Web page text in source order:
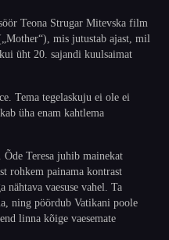
Teona Strugar Mitevska film
mis jutustab ajast, mil
üht 20. sajandi kuulsaimat
Tema tegelaskuju ei ole ei
üha enam kahtlema
Teresa juhib mainekat
rohkem painama kontrast
nähtava vaesuse vahel. Ta
ning pöördub Vatikani poole
linna kõige vaesemate